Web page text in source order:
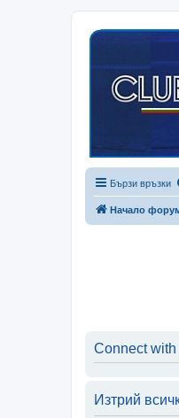
Бързи връзки
Начало
Connect
Изтрий